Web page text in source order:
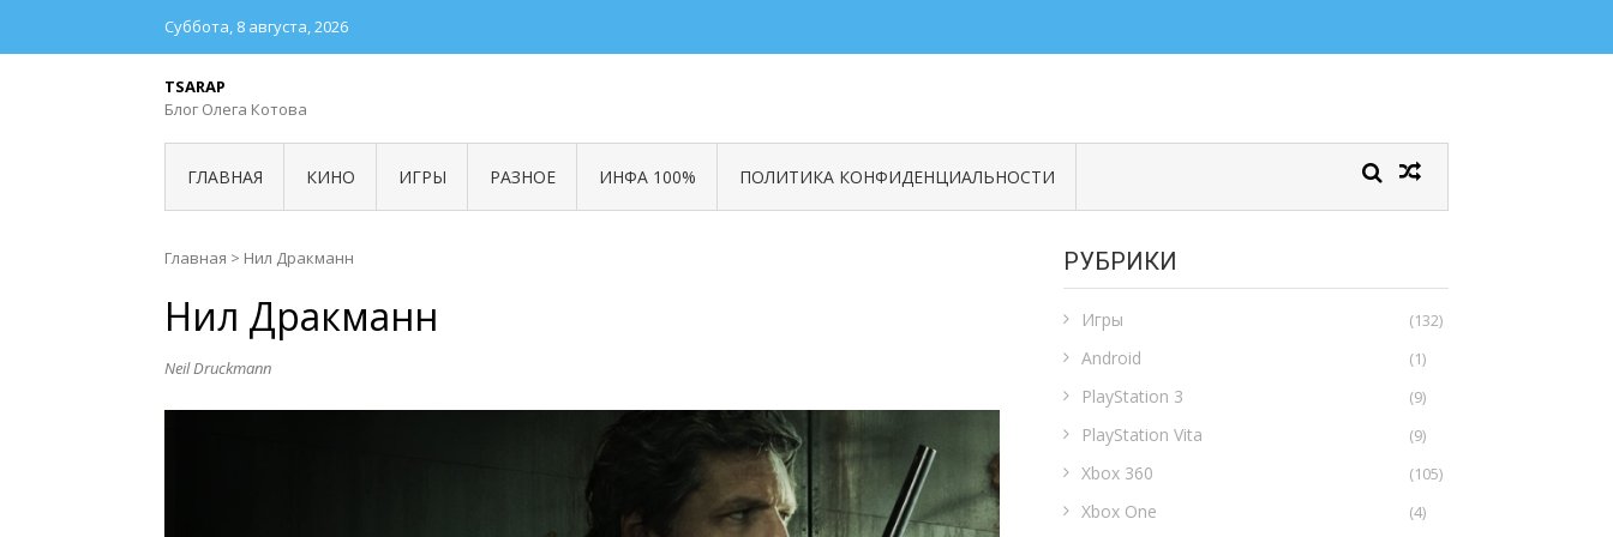
Суббота, 8 августа, 2026
TSARAP
Блог Олега Котова
ГЛАВНАЯ КИНО ИГРЫ РАЗНОЕ ИНФА 100% ПОЛИТИКА КОНФИДЕНЦИАЛЬНОСТИ
Главная > Нил Дракманн
Нил Дракманн
Neil Druckmann
РУБРИКИ
Игры (132)
Android (1)
PlayStation 3 (9)
PlayStation Vita (9)
Xbox 360 (105)
Xbox One (4)